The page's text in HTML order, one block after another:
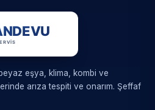
eşya, klima, kombi ve
arıza tespiti ve onarım. Şeffaf